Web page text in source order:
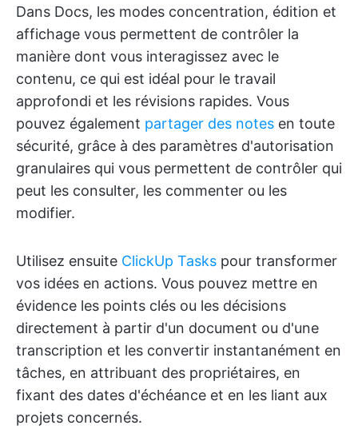
Dans Docs, les modes concentration, édition et
affichage vous permettent de contrôler la
manière dont vous interagissez avec le
contenu, ce qui est idéal pour le travail
approfondi et les révisions rapides. Vous
pouvez également partager des notes en toute
sécurité, grâce à des paramètres d'autorisation
granulaires qui vous permettent de contrôler qui
peut les consulter, les commenter ou les
modifier.
Utilisez ensuite ClickUp Tasks pour transformer
vos idées en actions. Vous pouvez mettre en
évidence les points clés ou les décisions
directement à partir d'un document ou d'une
transcription et les convertir instantanément en
tâches, en attribuant des propriétaires, en
fixant des dates d'échéance et en les liant aux
projets concernés.